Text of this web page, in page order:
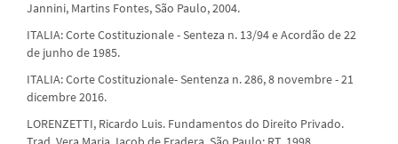
Jannini, Martins Fontes, São Paulo, 2004.
ITALIA: Corte Costituzionale - Senteza n. 13/94 e Acordão de 22
de junho de 1985.
ITALIA: Corte Costituzionale- Sentenza n. 286, 8 novembre - 21
dicembre 2016.
LORENZETTI, Ricardo Luis. Fundamentos do Direito Privado.